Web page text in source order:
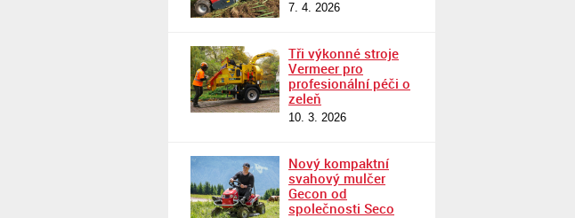
7. 4. 2026
Tři výkonné stroje
Vermeer pro
profesionální péči o
zeleň
10. 3. 2026
Nový kompaktní
svahový mulčer
Gecon od
společnosti Seco